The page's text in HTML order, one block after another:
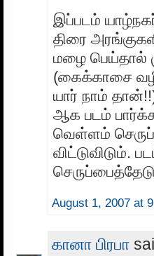
இப்படம்
திரை
மழை பெய்தால்
(கைக்காசை
யார் நாம்
ஆக படம் பார்க்க
வெள்ளம்
விட்டுவிடும்.
August 1, 2007 at
கானா பிரபா